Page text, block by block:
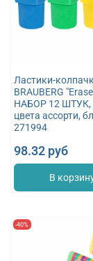
Ластики-
BRAUBERG
НАБОР 12 ШТУК,
цвета ассорти,
271994
98.32 руб
В
-40%